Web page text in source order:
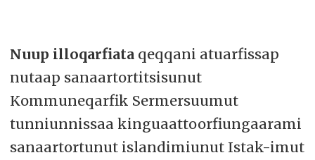
Nuup illoqarfiataqeqqani atuarfissap
nutaap sanaartortitsisunut
Kommuneqarfik Sermersuumut
tunniunnissaa kinguaattoorfiungaarami
sanaartortunut islandimiunut Istak-imut